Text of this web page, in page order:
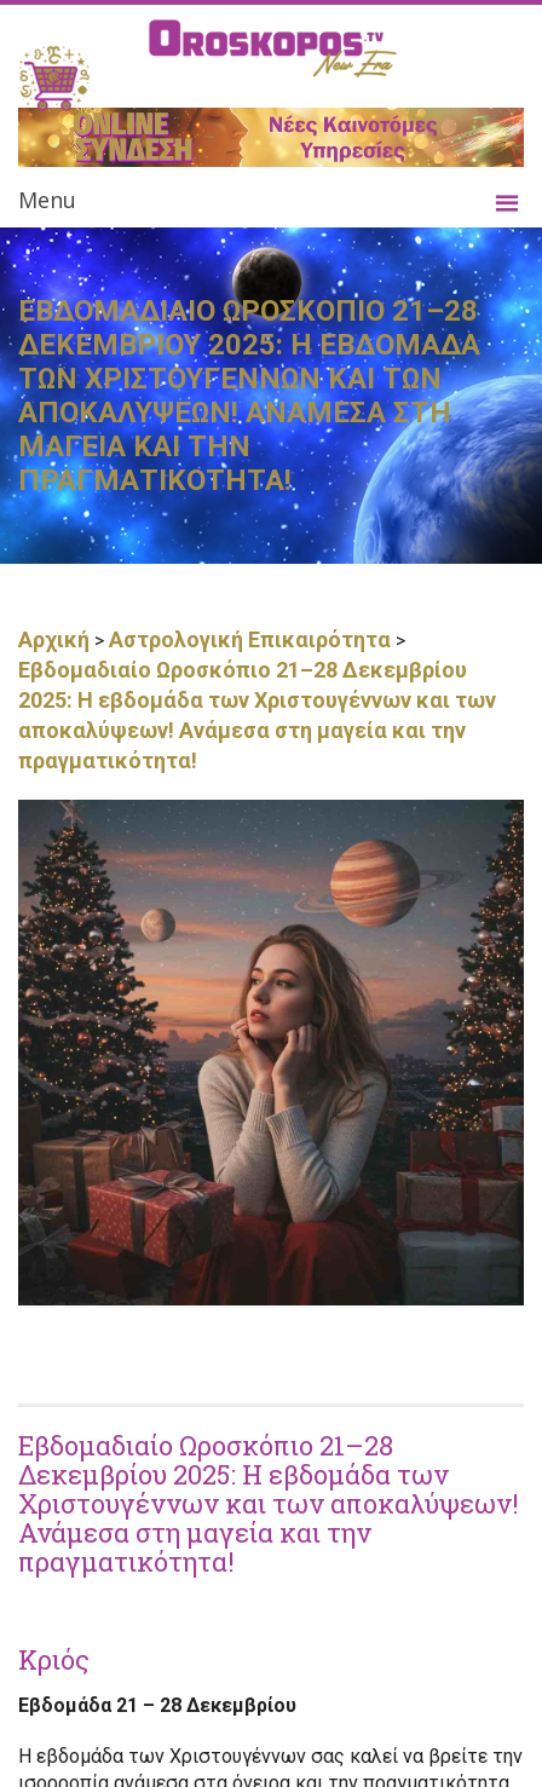
Menu
ΕΒΔΟΜΑΔΙΑΙΟ ΩΡΟΣΚΟΠΙΟ 21–28
ΔΕΚΕΜΒΡΙΟΥ 2025: Η ΕΒΔΟΜΑΔΑ
ΤΩΝ ΧΡΙΣΤΟΥΓΕΝΝΩΝ ΚΑΙ ΤΩΝ
ΑΠΟΚΑΛΥΨΕΩΝ! ΑΝΑΜΕΣΑ ΣΤΗ
ΜΑΓΕΙΑ ΚΑΙ ΤΗΝ
ΠΡΑΓΜΑΤΙΚΟΤΗΤΑ!
Αρχική > Αστρολογική Επικαιρότητα >
Εβδομαδιαίο Ωροσκόπιο 21–28 Δεκεμβρίου
2025: Η εβδομάδα των Χριστουγέννων και των
αποκαλύψεων! Ανάμεσα στη μαγεία και την
πραγματικότητα!
Εβδομαδιαίο Ωροσκόπιο 21–28
Δεκεμβρίου 2025: Η εβδομάδα των
Χριστουγέννων και των αποκαλύψεων!
Ανάμεσα στη μαγεία και την
πραγματικότητα!
Κριός
Εβδομάδα 21 – 28 Δεκεμβρίου
Η εβδομάδα των Χριστουγέννων σας καλεί να βρείτε την